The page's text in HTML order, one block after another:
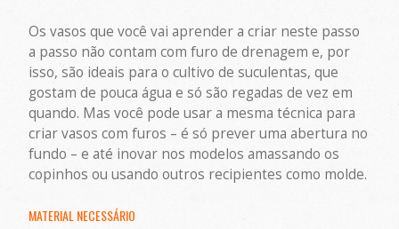
Os vasos que você vai aprender a criar neste passo
a passo não contam com furo de drenagem e, por
isso, são ideais para o cultivo de suculentas, que
gostam de pouca água e só são regadas de vez em
quando. Mas você pode usar a mesma técnica para
criar vasos com furos – é só prever uma abertura no
fundo – e até inovar nos modelos amassando os
copinhos ou usando outros recipientes como molde.
MATERIAL NECESSÁRIO